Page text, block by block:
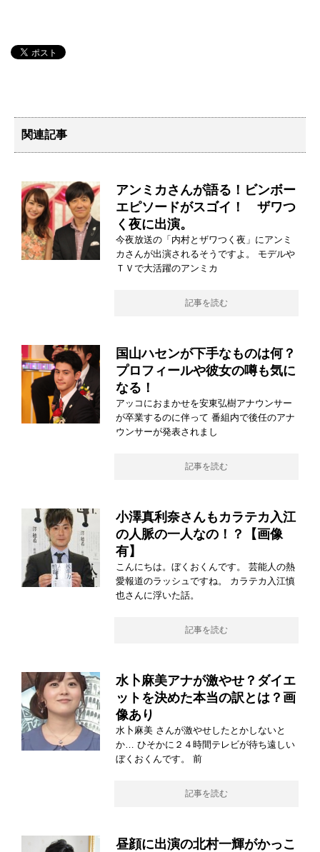
関連記事
アンミカさんが語る！ビンボー
エピソードがスゴイ！ ザワつ
く夜に出演。
今夜放送の「内村とザワつく夜」にアンミ
カさんが出演されるそうですよ。 モデルや
ＴＶで大活躍のアンミカ
記事を読む
国山ハセンが下手なものは何？
プロフィールや彼女の噂も気に
なる！
アッコにおまかせを安東弘樹アナウンサー
が卒業するのに伴って 番組内で後任のアナ
ウンサーが発表されまし
記事を読む
小澤真利奈さんもカラテカ入江
の人脈の一人なの！？【画像
有】
こんにちは。ぼくおくんです。 芸能人の熱
愛報道のラッシュですね。 カラテカ入江慎
也さんに浮いた話。
記事を読む
水卜麻美アナが激やせ？ダイエ
ットを決めた本当の訳とは？画
像あり
水卜麻美 さんが激やせしたとかしないと
か… ひそかに２４時間テレビが待ち遠しい
ぼくおくんです。 前
記事を読む
昼顔に出演の北村一輝がかっこ